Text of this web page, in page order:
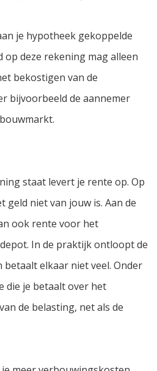
je hypotheek gekoppelde
op deze rekening mag alleen
bekostigen van de
bijvoorbeeld de aannemer
staat levert je rente op. Op
geld niet van jouw is. Aan de
ook rente voor het
In de praktijk ontloopt de
elkaar niet veel. Onder
die je betaalt over het
de belasting, net als de